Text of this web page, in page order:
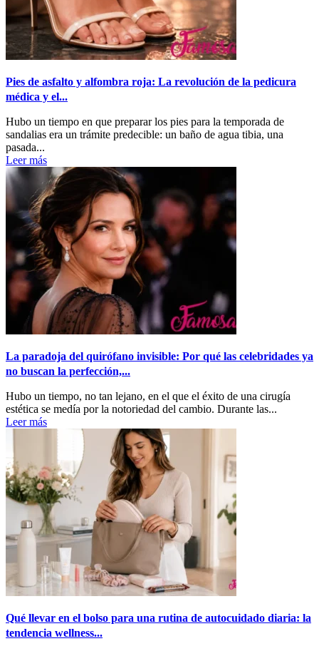
Pies de asfalto y alfombra roja: La revolución de la pedicura
médica y el...
Hubo un tiempo en que preparar los pies para la temporada de
sandalias era un trámite predecible: un baño de agua tibia, una
pasada...
Leer más
La paradoja del quirófano invisible: Por qué las celebridades ya
no buscan la perfección,...
Hubo un tiempo, no tan lejano, en el que el éxito de una cirugía
estética se medía por la notoriedad del cambio. Durante las...
Leer más
Qué llevar en el bolso para una rutina de autocuidado diaria: la
tendencia wellness...